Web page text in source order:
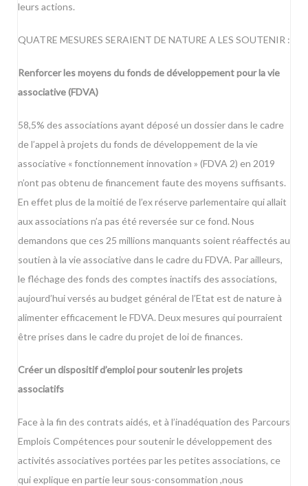
leurs actions.
QUATRE MESURES SERAIENT DE NATURE A LES SOUTENIR :
Renforcer les moyens du fonds de développement pour la vie
associative (FDVA)
58,5% des associations ayant déposé un dossier dans le cadre
de l’appel à projets du fonds de développement de la vie
associative « fonctionnement innovation » (FDVA 2) en 2019
n’ont pas obtenu de financement faute des moyens suffisants.
En effet plus de la moitié de l’ex réserve parlementaire qui allait
aux associations n’a pas été reversée sur ce fond. Nous
demandons que ces 25 millions manquants soient réaffectés au
soutien à la vie associative dans le cadre du FDVA. Par ailleurs,
le fléchage des fonds des comptes inactifs des associations,
aujourd’hui versés au budget général de l’Etat est de nature à
alimenter efficacement le FDVA. Deux mesures qui pourraient
être prises dans le cadre du projet de loi de finances.
Créer un dispositif d’emploi pour soutenir les projets
associatifs
Face à la fin des contrats aidés, et à l’inadéquation des Parcours
Emplois Compétences pour soutenir le développement des
activités associatives portées par les petites associations, ce
qui explique en partie leur sous-consommation ,nous